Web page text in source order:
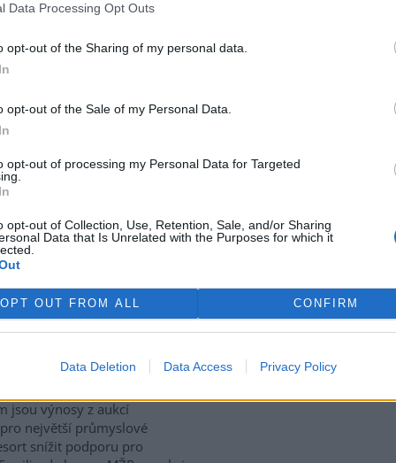
Data Processing Opt Outs
opt-out of the Sharing of my personal data.
opt-out of the Sale of my Personal Data.
opt-out of processing my Personal Data for Targeted
opt-out of Collection, Use, Retention, Sale, and/or Sharing
Data that Is Unrelated with the Purposes for which it
OPT OUT FROM ALL CONFIRM
Data Deletion Data Access Privacy Policy
významně zvyšují počet i
krajině. Biodiverzitě
také staré stodoly,
ptákům poskytují úkryt i
krajině naopak
obratlovců Akademie
přesun peněz z výnosů
ČR kritizují
životního prostředí
za plánovaný přesun peněz z
v
tiskové zprávěa
chce podle nich
jsou výnosy z aukcí
největší průmyslové
snížit podporu pro